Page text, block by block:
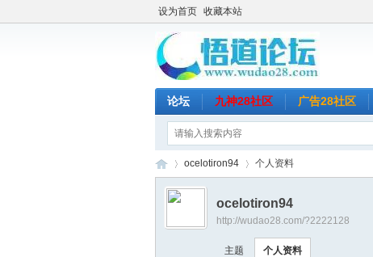
设为首页 收藏本站
论坛 九神28社区 广告28社区
›
ocelotiron94 个人资料
ocelotiron94
http://wudao28.com/?2222128
主题 个人资料